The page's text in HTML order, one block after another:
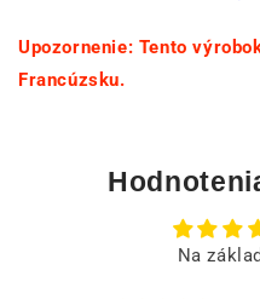
Upozornenie: Tento
Francúzsku.
Na